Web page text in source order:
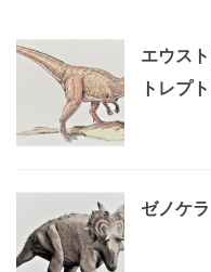
エウス
トレプ
ゼノケ